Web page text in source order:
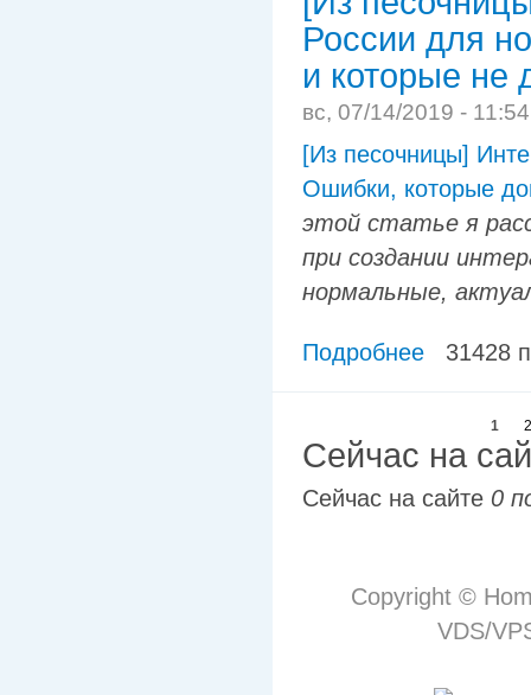
России для
и которые не
вс, 07/14/2019 -
[Из песочницы]
Ошибки, которые
этой статье я
при создании
нормальные,
Подробнее 31428
1 2
Сейчас на
Сейчас на сайте 0
Copyright ©
VDS/